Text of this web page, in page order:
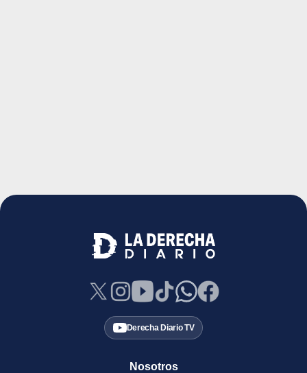
Derecha Diario TV
Nosotros